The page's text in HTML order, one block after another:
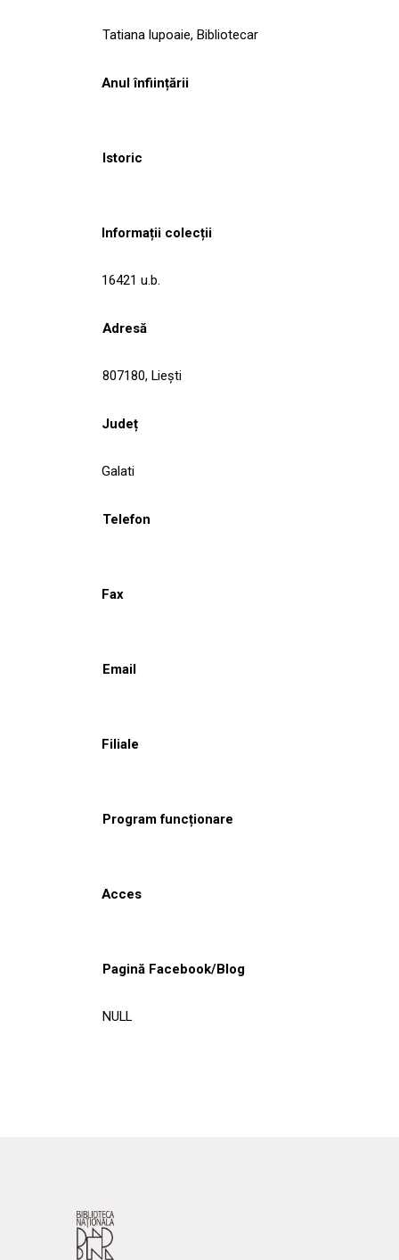
Tatiana lupoaie, Bibliotecar
Anul înființării
Istoric
Informații colecții
16421 u.b.
Adresă
807180, Lieşti
Județ
Galati
Telefon
Fax
Email
Filiale
Program funcționare
Acces
Pagină Facebook/Blog
NULL